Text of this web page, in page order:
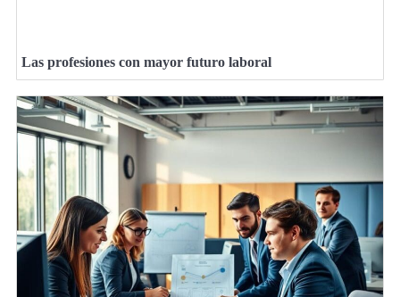
Las profesiones con mayor futuro laboral